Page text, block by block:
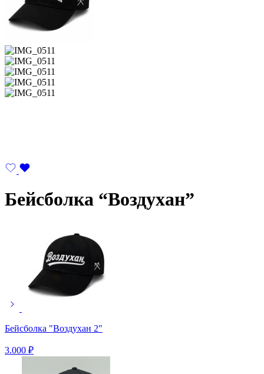
Бейсболка “Воздухан”
Бейсболка "Воздухан 2"
3.000 ₽